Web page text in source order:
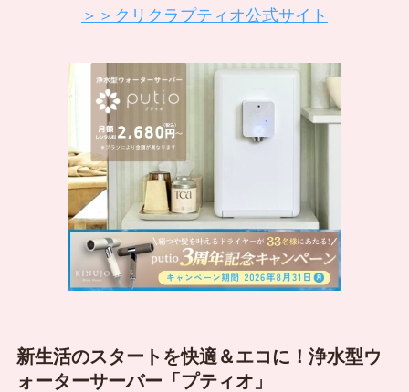
＞＞クリクラプティオ公式サイト
新生活のスタートを快適＆エコに！浄水型ウ
ォーターサーバー「プティオ」